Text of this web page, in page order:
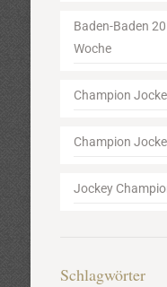
Baden-Baden
Woche
Champion
Champion
Jockey
Schlagwörter